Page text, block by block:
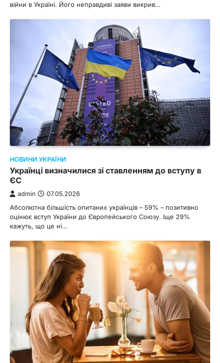
війни в Україні. Його неправдиві заяви викрив…
НОВИНИ УКРАЇНИ
Українці визначилися зі ставленням до вступу в
ЄС
admin 07.05.2026
Абсолютна більшість опитаних українців – 59% – позитивно
оцінює вступ України до Європейського Союзу. Іще 29%
кажуть, що це ні…